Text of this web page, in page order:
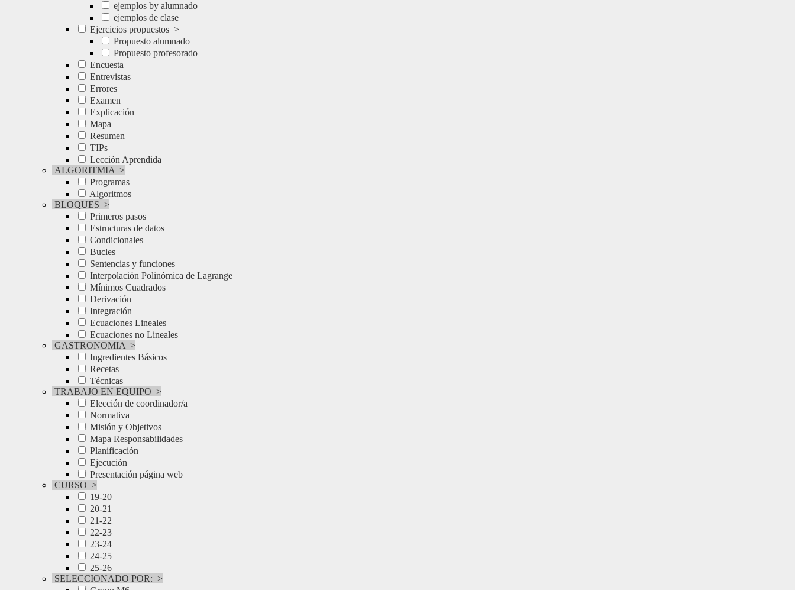
ejemplos by alumnado
ejemplos de clase
Ejercicios propuestos >
Propuesto alumnado
Propuesto profesorado
Encuesta
Entrevistas
Errores
Examen
Explicación
Mapa
Resumen
TIPs
Lección Aprendida
ALGORITMIA >
Programas
Algoritmos
BLOQUES >
Primeros pasos
Estructuras de datos
Condicionales
Bucles
Sentencias y funciones
Interpolación Polinómica de Lagrange
Mínimos Cuadrados
Derivación
Integración
Ecuaciones Lineales
Ecuaciones no Lineales
GASTRONOMIA >
Ingredientes Básicos
Recetas
Técnicas
TRABAJO EN EQUIPO >
Elección de coordinador/a
Normativa
Misión y Objetivos
Mapa Responsabilidades
Planificación
Ejecución
Presentación página web
CURSO >
19-20
20-21
21-22
22-23
23-24
24-25
25-26
SELECCIONADO POR: >